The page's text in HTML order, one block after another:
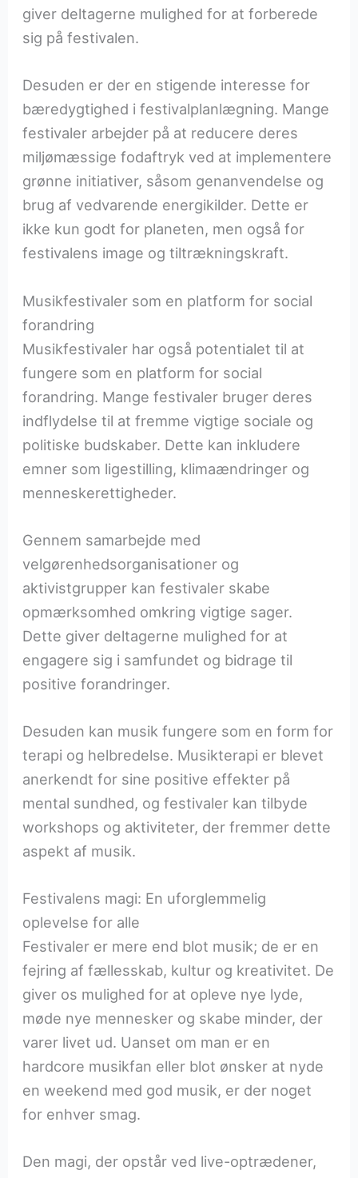
giver deltagerne mulighed for at forberede
sig på festivalen.
Desuden er der en stigende interesse for
bæredygtighed i festivalplanlægning. Mange
festivaler arbejder på at reducere deres
miljømæssige fodaftryk ved at implementere
grønne initiativer, såsom genanvendelse og
brug af vedvarende energikilder. Dette er
ikke kun godt for planeten, men også for
festivalens image og tiltrækningskraft.
Musikfestivaler som en platform for social
forandring
Musikfestivaler har også potentialet til at
fungere som en platform for social
forandring. Mange festivaler bruger deres
indflydelse til at fremme vigtige sociale og
politiske budskaber. Dette kan inkludere
emner som ligestilling, klimaændringer og
menneskerettigheder.
Gennem samarbejde med
velgørenhedsorganisationer og
aktivistgrupper kan festivaler skabe
opmærksomhed omkring vigtige sager.
Dette giver deltagerne mulighed for at
engagere sig i samfundet og bidrage til
positive forandringer.
Desuden kan musik fungere som en form for
terapi og helbredelse. Musikterapi er blevet
anerkendt for sine positive effekter på
mental sundhed, og festivaler kan tilbyde
workshops og aktiviteter, der fremmer dette
aspekt af musik.
Festivalens magi: En uforglemmelig
oplevelse for alle
Festivaler er mere end blot musik; de er en
fejring af fællesskab, kultur og kreativitet. De
giver os mulighed for at opleve nye lyde,
møde nye mennesker og skabe minder, der
varer livet ud. Uanset om man er en
hardcore musikfan eller blot ønsker at nyde
en weekend med god musik, er der noget
for enhver smag.
Den magi, der opstår ved live-optrædener,